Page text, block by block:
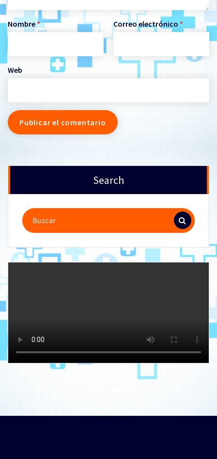
Nombre * Correo electrónico *
Web
Search
Buscar: